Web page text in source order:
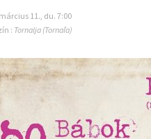
11., du. 7:00
: Tornalja (Tornaľa)